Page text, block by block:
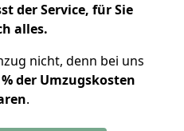
der Service, für Sie
alles.
nicht, denn bei uns
% der Umzugskosten
.